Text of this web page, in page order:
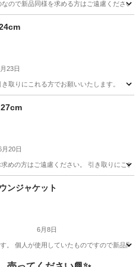
ので新品同様を求める方はご遠慮ください
23日
取りにこれる方でお願いいたします。
月20日
めの方はご遠慮ください。 引き取りにこれ
靴 ORIHICA
ンジャケット
6月8日
。 個人が使用していたものですので新品
ジャケット ダウンジャケット